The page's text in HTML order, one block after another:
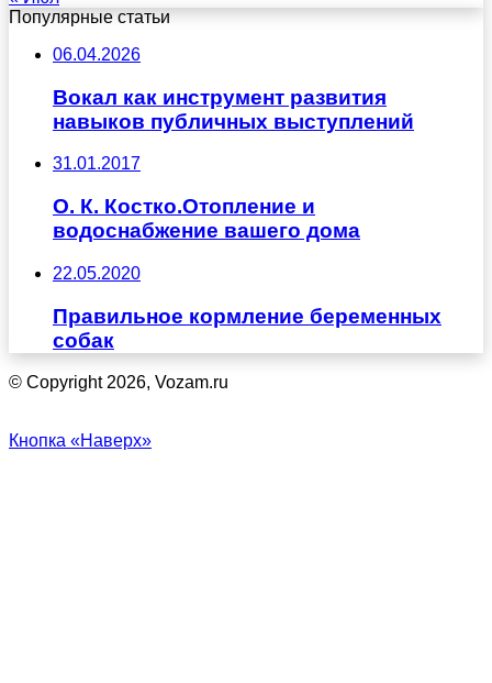
Популярные статьи
06.04.2026
Вокал как инструмент развития
навыков публичных выступлений
31.01.2017
О. К. Костко.Отопление и
водоснабжение вашего дома
22.05.2020
Правильное кормление беременных
собак
© Copyright 2026, Vozam.ru
Кнопка «Наверх»